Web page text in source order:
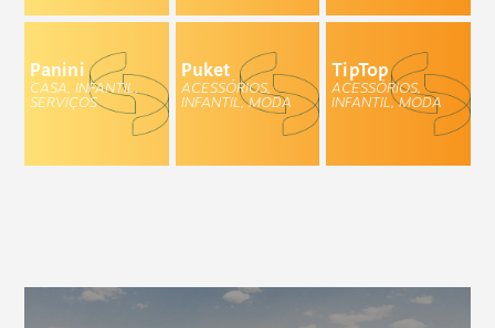
Panini
CASA, INFANTIL,
SERVIÇOS
Puket
ACESSÓRIOS,
INFANTIL, MODA
TipTop
ACESSÓRIOS,
INFANTIL, MODA